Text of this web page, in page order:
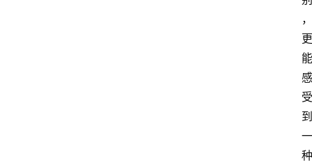
，
更
能
感
受
到
一
种